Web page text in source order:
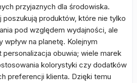
przyjaznych dla środowiska.
produktów, które nie tylko
pod względem wydajności, ale
na planetę. Kolejnym
obuwia; wiele marek
kolorystyki czy dodatków
preferencji klienta. Dzięki temu